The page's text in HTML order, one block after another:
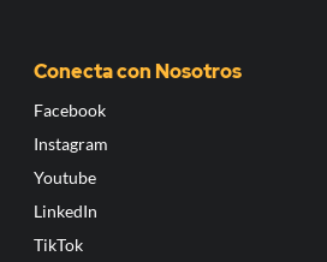
Conecta con Nosotros
Facebook
Instagram
Youtube
LinkedIn
TikTok